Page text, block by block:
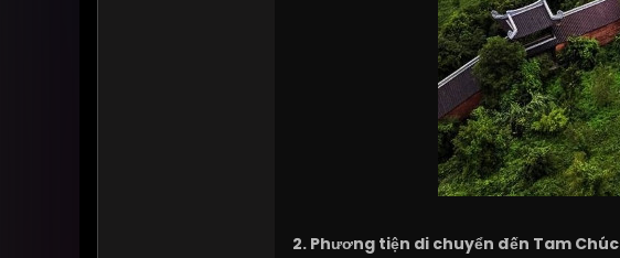
2. Phương tiện di chuyển đến Tam Chúc